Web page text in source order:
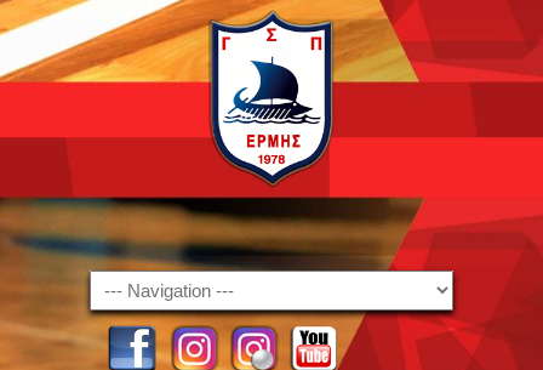
Navigation